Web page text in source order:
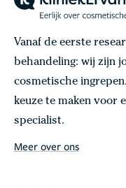
Vanaf de eerste
behandeling: wij zijn
cosmetische
keuze te maken voor
specialist.
Meer over ons